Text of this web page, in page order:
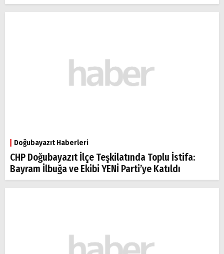
Doğubayazıt Haberleri
CHP Doğubayazıt İlçe Teşkilatında Toplu İstifa:
Bayram İlbuğa ve Ekibi YENİ Parti’ye Katıldı